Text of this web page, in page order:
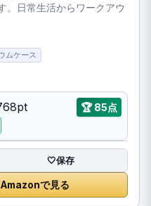
。日常生活からワークアウ
ムケース
🏆85点
🤍保存
Amazonで見る